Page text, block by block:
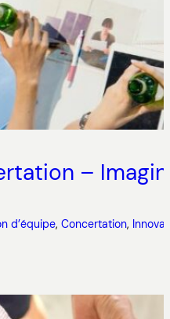
–
d’équipe, Concertation,